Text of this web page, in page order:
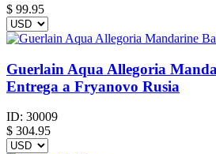
$ 99.95
Guerlain Aqua Allegoria
Entrega a Fryanovo Rusia
ID: 30009
$ 304.95